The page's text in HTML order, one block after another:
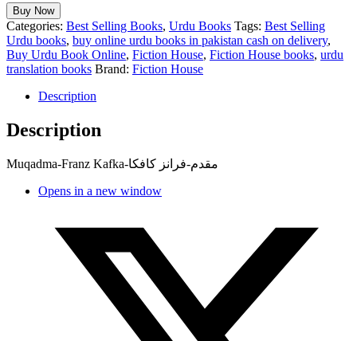
Buy Now
Categories: Best Selling Books, Urdu Books Tags: Best Selling
Urdu books, buy online urdu books in pakistan cash on delivery,
Buy Urdu Book Online, Fiction House, Fiction House books, urdu
translation books Brand: Fiction House
Description
Description
Muqadma-Franz Kafka-مقدم-فرانز کافکا
Opens in a new window